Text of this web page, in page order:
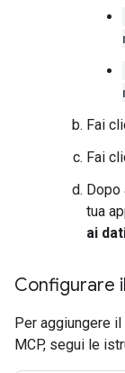
Fai
Fai
Dopo
tua
ai
Configurare
Per aggiungere
MCP, segui le